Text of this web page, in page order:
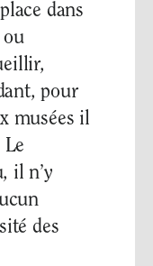
dans
ou
pour
musées il
il n’y
des